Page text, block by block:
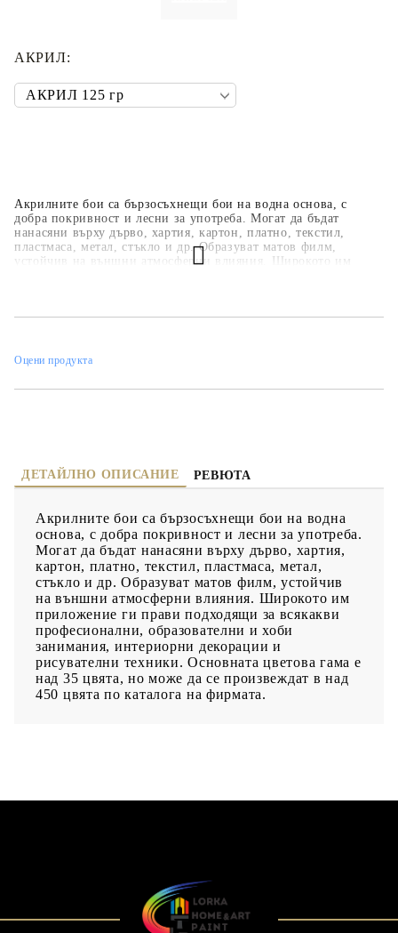
Акрилните бои са бързосъхнещи бои на водна основа, с
добра покривност и лесни за употреба. Могат да бъдат
нанасяни върху дърво, хартия, картон, платно, текстил,
пластмаса, метал, стъкло и др. Образуват матов филм,
устойчив на външни атмосферни влияния. Широкото им
цветова гама е над 35 цвята, но може да се произвеждат в над
АКРИЛ:
Оцени продукта
ДЕТАЙЛНО ОПИСАНИЕ РЕВЮТА
Акрилните бои са бързосъхнещи бои на водна
основа, с добра покривност и лесни за употреба.
Могат да бъдат нанасяни върху дърво, хартия,
картон, платно, текстил, пластмаса, метал,
стъкло и др. Образуват матов филм, устойчив
на външни атмосферни влияния. Широкото им
приложение ги прави подходящи за всякакви
професионални, образователни и хоби
занимания, интериорни декорации и
рисувателни техники. Основната цветова гама е
над 35 цвята, но може да се произвеждат в над
450 цвята по каталога на фирмата.